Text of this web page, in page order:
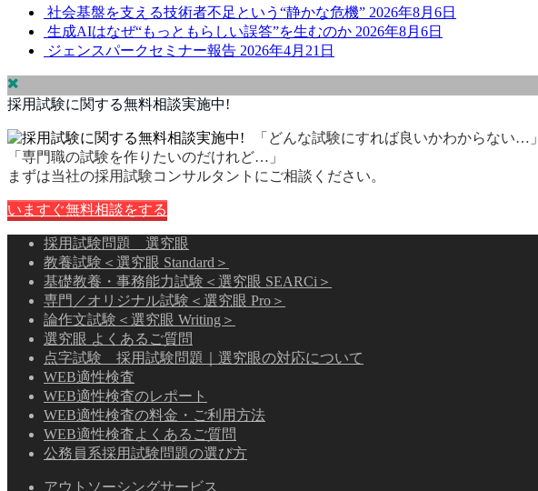
社会基盤を支える技術者不足という“静かな危機” 2026年8月6日
生成AIはなぜ“もっともらしい誤答”を生むのか 2026年8月6日
ジェンスパークセミナー報告 2026年4月21日
採用試験に関する無料相談実施中!
「どんな試験にすれば良いかわからない…」
「専門職の試験を作りたいのだけれど…」
まずは当社の採用試験コンサルタントにご相談ください。
いますぐ無料相談をする
採用試験問題 選究眼
教養試験＜選究眼 Standard＞
基礎教養・事務能力試験＜選究眼 SEARCi＞
専門／オリジナル試験＜選究眼 Pro＞
論作文試験＜選究眼 Writing＞
選究眼 よくあるご質問
点字試験 採用試験問題｜選究眼の対応について
WEB適性検査
WEB適性検査のレポート
WEB適性検査の料金・ご利用方法
WEB適性検査よくあるご質問
公務員系採用試験問題の選び方
アウトソーシングサービス